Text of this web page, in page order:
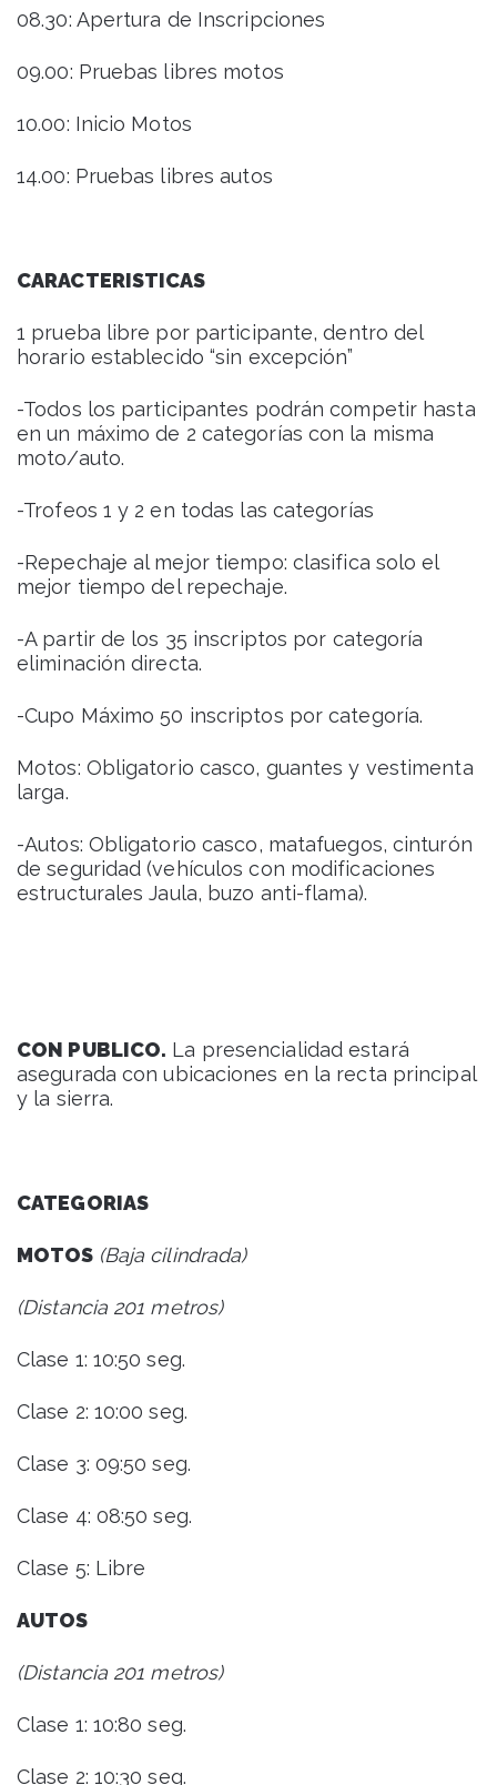
08.30: Apertura de Inscripciones
09.00: Pruebas libres motos
10.00: Inicio Motos
14.00: Pruebas libres autos
CARACTERISTICAS
1 prueba libre por participante, dentro del
horario establecido “sin excepción”
-Todos los participantes podrán competir hasta
en un máximo de 2 categorías con la misma
moto/auto.
-Trofeos 1 y 2 en todas las categorías
-Repechaje al mejor tiempo: clasifica solo el
mejor tiempo del repechaje.
-A partir de los 35 inscriptos por categoría
eliminación directa.
-Cupo Máximo 50 inscriptos por categoría.
Motos: Obligatorio casco, guantes y vestimenta
larga.
-Autos: Obligatorio casco, matafuegos, cinturón
de seguridad (vehículos con modificaciones
estructurales Jaula, buzo anti-flama).
CON PUBLICO. La presencialidad estará
asegurada con ubicaciones en la recta principal
y la sierra.
CATEGORIAS
MOTOS (Baja cilindrada)
(Distancia 201 metros)
Clase 1: 10:50 seg.
Clase 2: 10:00 seg.
Clase 3: 09:50 seg.
Clase 4: 08:50 seg.
Clase 5: Libre
AUTOS
(Distancia 201 metros)
Clase 1: 10:80 seg.
Clase 2: 10:30 seg.